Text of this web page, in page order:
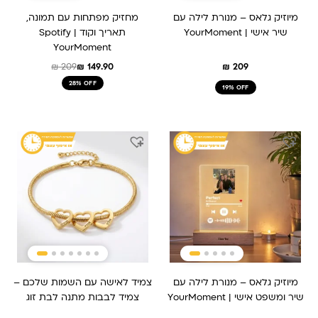
מיוזיק גלאס – מנורת לילה עם
שיר אישי | YourMoment
₪ 209
19% OFF
מחזיק מפתחות עם תמונה,
תאריך וקוד Spotify |
YourMoment
₪209₪ 149.90
28% OFF
מיוזיק גלאס – מנורת לילה עם
שיר ומשפט אישי | YourMoment
צמיד לאישה עם השמות שלכם –
צמיד לבבות מתנה לבת זוג